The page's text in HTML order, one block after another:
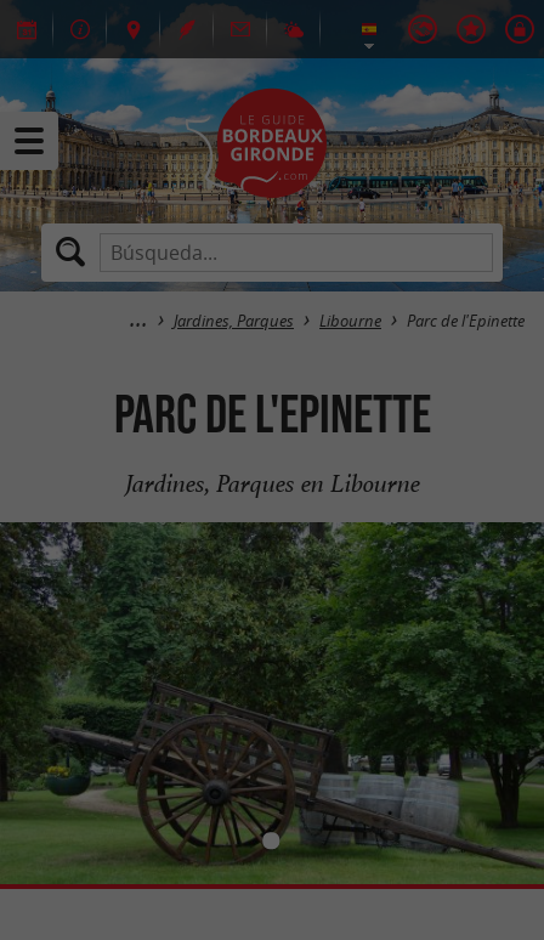
Jardines, Parques Libourne Parc de l'Epinette
Parc de l'Epinette
Jardines, Parques en Libourne